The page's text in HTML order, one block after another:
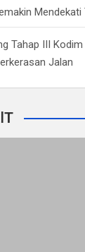
Mendekati
Tahap III
Jalan
المنشورات ذات الصلةT